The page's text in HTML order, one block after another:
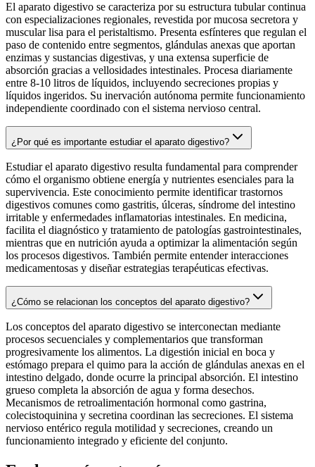
El aparato digestivo se caracteriza por su estructura tubular continua
con especializaciones regionales, revestida por mucosa secretora y
muscular lisa para el peristaltismo. Presenta esfínteres que regulan el
paso de contenido entre segmentos, glándulas anexas que aportan
enzimas y sustancias digestivas, y una extensa superficie de
absorción gracias a vellosidades intestinales. Procesa diariamente
entre 8-10 litros de líquidos, incluyendo secreciones propias y
líquidos ingeridos. Su inervación autónoma permite funcionamiento
independiente coordinado con el sistema nervioso central.
¿Por qué es importante estudiar el aparato digestivo?
Estudiar el aparato digestivo resulta fundamental para comprender
cómo el organismo obtiene energía y nutrientes esenciales para la
supervivencia. Este conocimiento permite identificar trastornos
digestivos comunes como gastritis, úlceras, síndrome del intestino
irritable y enfermedades inflamatorias intestinales. En medicina,
facilita el diagnóstico y tratamiento de patologías gastrointestinales,
mientras que en nutrición ayuda a optimizar la alimentación según
los procesos digestivos. También permite entender interacciones
medicamentosas y diseñar estrategias terapéuticas efectivas.
¿Cómo se relacionan los conceptos del aparato digestivo?
Los conceptos del aparato digestivo se interconectan mediante
procesos secuenciales y complementarios que transforman
progresivamente los alimentos. La digestión inicial en boca y
estómago prepara el quimo para la acción de glándulas anexas en el
intestino delgado, donde ocurre la principal absorción. El intestino
grueso completa la absorción de agua y forma desechos.
Mecanismos de retroalimentación hormonal como gastrina,
colecistoquinina y secretina coordinan las secreciones. El sistema
nervioso entérico regula motilidad y secreciones, creando un
funcionamiento integrado y eficiente del conjunto.